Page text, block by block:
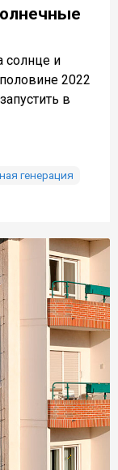
солнце и
2022
в
генерация